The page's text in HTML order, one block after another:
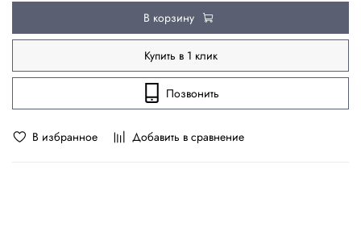
В избранное Добавить в сравнение
В корзину
Купить в 1 клик
Позвонить